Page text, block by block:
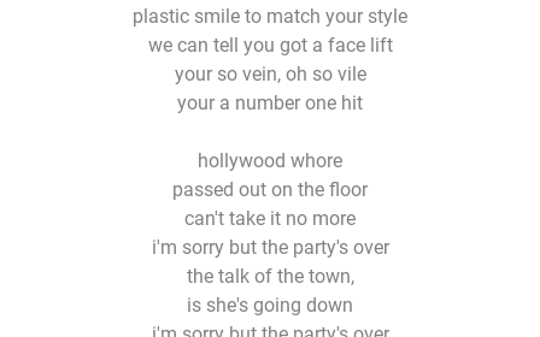
plastic smile to match your style
we can tell you got a face lift
your so vein, oh so vile
your a number one hit
hollywood whore
passed out on the floor
can't take it no more
i'm sorry but the party's over
the talk of the town,
is she's going down